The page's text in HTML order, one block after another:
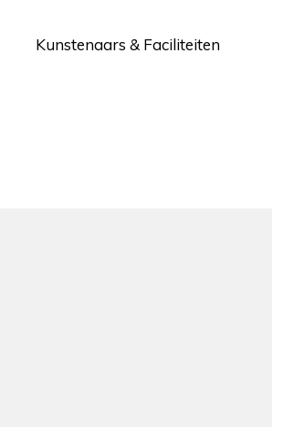
Kunstenaars & Faciliteiten